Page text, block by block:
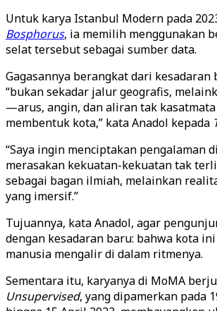
Untuk karya Istanbul Modern pada
Bosphorus, ia memilih menggunakan
selat tersebut sebagai sumber data.
Gagasannya berangkat dari kesadaran
“bukan sekadar jalur geografis,
—arus, angin, dan aliran tak
membentuk kota,” kata Anadol kepada
“Saya ingin menciptakan pengalaman
merasakan kekuatan-kekuatan tak
sebagai bagan ilmiah, melainkan
yang imersif.”
Tujuannya, kata Anadol, agar
dengan kesadaran baru: bahwa kota
manusia mengalir di dalam ritmenya.
Sementara itu, karyanya di MoMA
Unsupervised, yang dipamerkan pada